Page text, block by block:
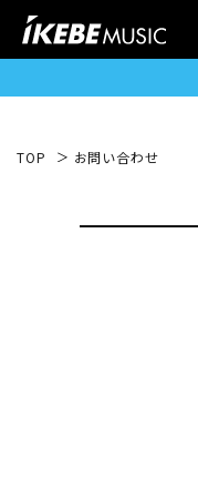
TOP お問い合わせ